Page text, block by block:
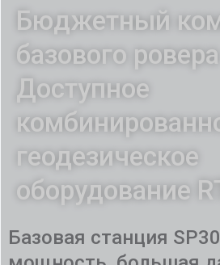
Бюджетный
базового
Доступное
геодезическое
оборудование
Базовая станция